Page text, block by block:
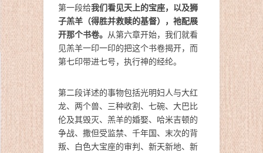
第一段给我们看见天上的宝座，以及狮
子羔羊（得胜并救赎的基督）， 祂配展
开那个书卷。 从第六章开始，我们就看
见羔羊一印一印的把这个书卷揭开，而
第七印带进七号，执行神的经纶。
第二段详述的事物包括光明妇人与大红
龙、两个兽、三种收割、七碗、大巴比
伦及其毁灭、羔羊的婚娶、哈米吉顿的
争战、撒但受监禁、千年国、末次的背
叛、白色大宝座的审判、新天新地、新